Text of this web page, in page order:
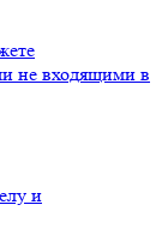
не входящими в
и